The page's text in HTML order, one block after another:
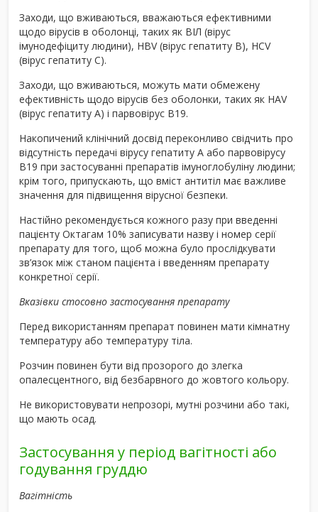
Заходи, що вживаються, вважаються ефективними
щодо вірусів в оболонці, таких як ВІЛ (вірус
імунодефіциту людини), HBV (вірус гепатиту В), HCV
(вірус гепатиту С).
Заходи, що вживаються, можуть мати обмежену
ефективність щодо вірусів без оболонки, таких як HAV
(вірус гепатиту А) і парвовірус В19.
Накопичений клінічний досвід переконливо свідчить про
відсутність передачі вірусу гепатиту А або парвовірусу
В19 при застосуванні препаратів імуноглобуліну людини;
крім того, припускають, що вміст антитіл має важливе
значення для підвищення вірусної безпеки.
Настійно рекомендується кожного разу при введенні
пацієнту Октагам 10% записувати назву і номер серії
препарату для того, щоб можна було прослідкувати
зв’язок між станом пацієнта і введенням препарату
конкретної серії.
Вказівки стосовно застосування препарату
Перед використанням препарат повинен мати кімнатну
температуру або температуру тіла.
Розчин повинен бути від прозорого до злегка
опалесцентного, від безбарвного до жовтого кольору.
Не використовувати непрозорі, мутні розчини або такі,
що мають осад.
Застосування у період вагітності або
годування груддю
Вагітність